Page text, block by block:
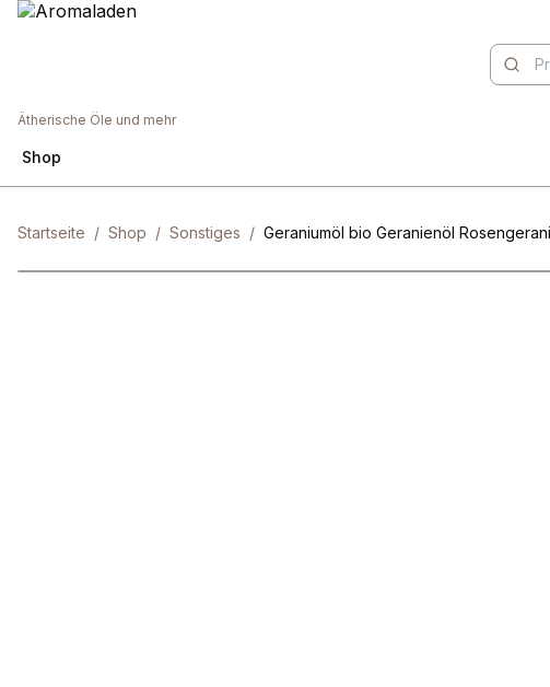
Ätherische Öle und mehr
Shop
Startseite / Shop / Sonstiges / Geraniumöl bio Geranienöl